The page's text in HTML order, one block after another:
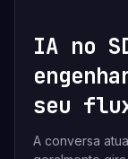
IA no
seu
A conversa